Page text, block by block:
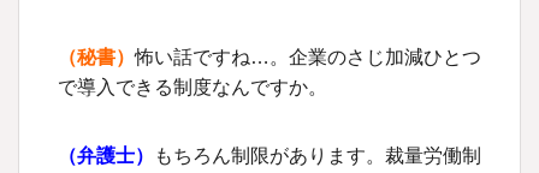
（秘書）怖い話ですね…。企業のさじ加減ひとつ
で導入できる制度なんですか。
（弁護士）
もちろん制限があります。裁量労働制